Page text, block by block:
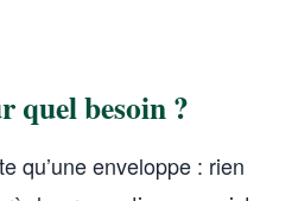
quel besoin ?
qu’une enveloppe : rien